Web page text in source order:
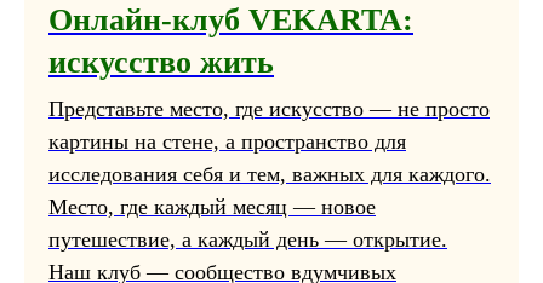
Онлайн-клуб VEKARTA:
искусство жить
Представьте место, где искусство — не просто
картины на стене, а пространство для
исследования себя и тем, важных для каждого.
Место, где каждый месяц — новое
путешествие, а каждый день — открытие.
Наш клуб — сообщество вдумчивых